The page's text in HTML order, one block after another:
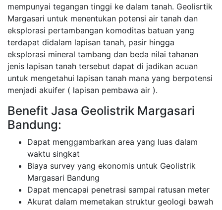
mempunyai tegangan tinggi ke dalam tanah. Geolisrtik
Margasari untuk menentukan potensi air tanah dan
eksplorasi pertambangan komoditas batuan yang
terdapat didalam lapisan tanah, pasir hingga
eksplorasi mineral tambang dan beda nilai tahanan
jenis lapisan tanah tersebut dapat di jadikan acuan
untuk mengetahui lapisan tanah mana yang berpotensi
menjadi akuifer ( lapisan pembawa air ).
Benefit Jasa Geolistrik Margasari
Bandung:
Dapat menggambarkan area yang luas dalam
waktu singkat
Biaya survey yang ekonomis untuk Geolistrik
Margasari Bandung
Dapat mencapai penetrasi sampai ratusan meter
Akurat dalam memetakan struktur geologi bawah